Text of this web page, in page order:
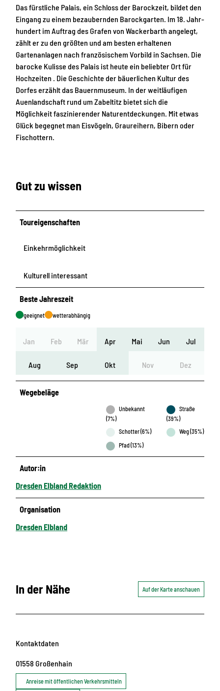
Das fürstliche Palais, ein Schloss der Barockzeit, bildet den
Eingang zu einem bezaubernden Barockgarten. Im 18. Jahr­
hundert im Auftrag des Grafen von Wackerbarth angelegt,
zählt er zu den größten und am besten erhaltenen
Gartenanlagen nach französischem Vorbild in Sachsen. Die
barocke Kulisse des Palais ist heute ein beliebter Ort für
Hochzeiten . Die Geschichte der bäuerlichen Kultur des
Dorfes erzählt das Bauernmuseum. In der weitläufigen
Auenlandschaft rund um Zabeltitz bietet sich die
Möglichkeit faszinierender Naturentdeckungen. Mit etwas
Glück begegnet man Eisvögeln, Graureihern, Bibern oder
Fischottern.
Gut zu wissen
Toureigenschaften
Einkehrmöglichkeit
Kulturell interessant
Beste Jahreszeit
geeignet wetterabhängig
Jan Feb Mär Apr Mai Jun Jul
Aug Sep Okt Nov Dez
Wegebeläge
Unbekannt
(7%)
Straße
(39%)
Schotter (6%)
Weg (35%)
Pfad (13%)
Autor:in
Dresden Elbland Redaktion
Organisation
Dresden Elbland
In der Nähe Auf der Karte anschauen
Kontaktdaten
01558 Großenhain
Anreise mit öffentlichen Verkehrsmitteln